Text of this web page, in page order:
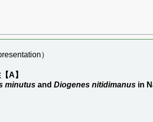
）
A】
minutus and Diogenes nitidimanus in